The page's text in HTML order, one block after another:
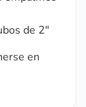
de 2″
en